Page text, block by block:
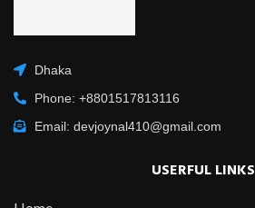
Dhaka
Phone: +8801517813116
Email: devjoynal410@gmail.com
USERFUL LINKS